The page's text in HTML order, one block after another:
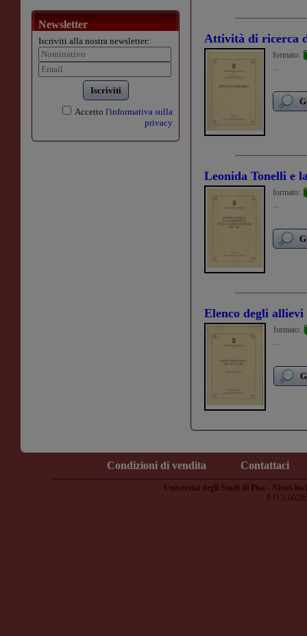
Newsletter
Iscriviti alla nostra newsletter:
Iscriviti
Accetto l'informativa sulla
privacy
Attività di ricerca
formato:
...
Leonida Tonelli e
formato:
...
Elenco degli allievi
formato:
...
Condizioni di vendita Contattaci
Università degli Studi di Pisa - Nistri-
P.IVA